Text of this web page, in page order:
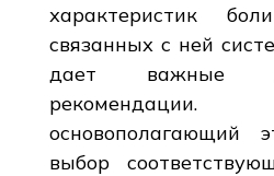
характеристик
связанных с ней
дает важные
основополагающий
выбор